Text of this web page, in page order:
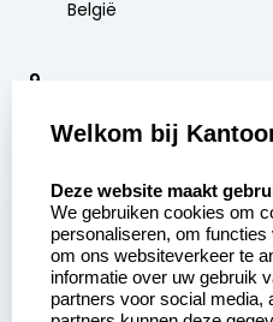
België
9
Aanvraag op maat
Betaling &
Verzending
Welkom bij
Deze website maakt
We gebruiken cookies om
personaliseren, om
om ons websiteverkeer te
informatie over uw gebruik
partners voor social media,